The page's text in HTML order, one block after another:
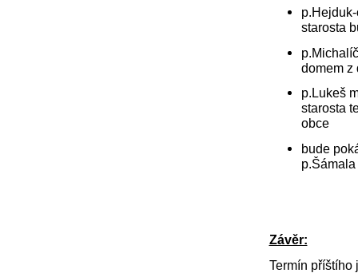
starosta
domem z
p.Lukeš
starosta
obce
bude
p.Šámala
Závěr:
Termín příštího